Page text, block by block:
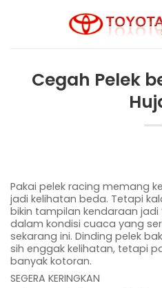
Cegah Pelek
Pakai pelek racing memang
jadi kelihatan beda. Tetapi
bikin tampilan kendaraan jadi
dalam kondisi cuaca yang
sekarang ini. Dinding pelek
sih enggak kelihatan, tetapi
banyak kotoran.
SEGERA KERINGKAN